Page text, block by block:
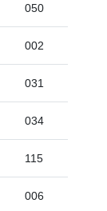
050
002
031
034
115
006